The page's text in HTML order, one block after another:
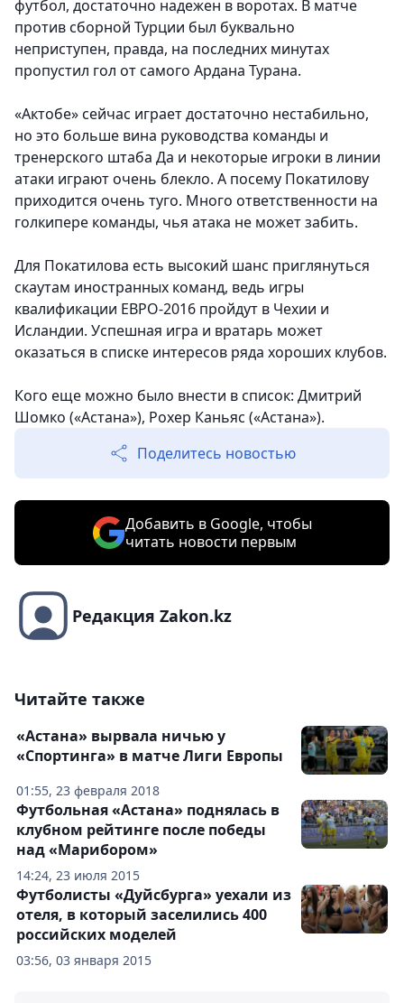
футбол, достаточно надежен в воротах. В матче
против сборной Турции был буквально
неприступен, правда, на последних минутах
пропустил гол от самого Ардана Турана.
«Актобе» сейчас играет достаточно нестабильно,
но это больше вина руководства команды и
тренерского штаба Да и некоторые игроки в линии
атаки играют очень блекло. А посему Покатилову
приходится очень туго. Много ответственности на
голкипере команды, чья атака не может забить.
Для Покатилова есть высокий шанс приглянуться
скаутам иностранных команд, ведь игры
квалификации ЕВРО-2016 пройдут в Чехии и
Исландии. Успешная игра и вратарь может
оказаться в списке интересов ряда хороших клубов.
Кого еще можно было внести в список: Дмитрий
Шомко («Астана»), Рохер Каньяс («Астана»).
Поделитесь новостью
Добавить в Google, чтобы
читать новости первым
Редакция Zakon.kz
Читайте также
01:55, 23 февраля 2018
«Астана» вырвала ничью у
«Спортинга» в матче Лиги Европы
14:24, 23 июля 2015
Футбольная «Астана» поднялась в
клубном рейтинге после победы
над «Марибором»
03:56, 03 января 2015
Футболисты «Дуйсбурга» уехали из
отеля, в который заселились 400
российских моделей